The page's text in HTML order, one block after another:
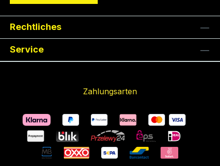
Rechtliches
Service
Zahlungsarten